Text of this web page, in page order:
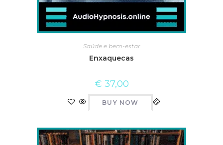
Saúde e bem-estar
Enxaquecas
€ 37,00
BUY NOW